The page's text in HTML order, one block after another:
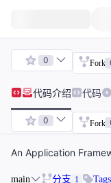
0 Fork
代码介绍 代码
0 Fork
An Application
main 分支 1 Tags